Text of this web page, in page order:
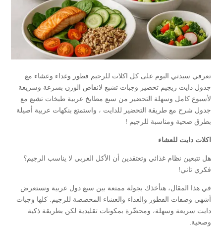
تعرفي سيدتي اليوم على كل اكلات للرجيم فطور وغداء وعشاء مع
جدول دايت ريجيم تحضير وجبات تشبع لانقاص الوزن بسرعة وسريعة
لأسبوع كامل وسهلة التحضير من سبع مطابخ عربية طبخات تشبع مع
جدول شرح مع طريقة التحضير للدايت ، واستمتع بنكهات عربية أصيلة
بطرق صحية ومناسبة للرجيم !
اكلات دايت للعشاء
هل تتبعين نظام غذائي وتعتقدين أن الأكل العربي لا يناسب الرجيم؟
فكري تاني!
في هذا المقال، هنأخذك بجولة ممتعة بين سبع دول عربية ونستعرض
أشهى وصفات الفطور والغداء والعشاء المخصصة للرجيم. كلها وجبات
دايت سريعة وسهلة، ومحضّرة بمكونات تقليدية لكن بطريقة ذكية
وصحية.